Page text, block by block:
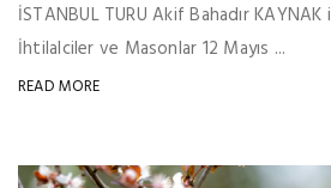
İSTANBUL TURU Akif Bahadır
İhtilalciler ve Masonlar 12 Mayıs ...
READ MORE